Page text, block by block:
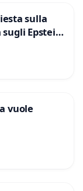
sulla
sugli Epstein
vuole